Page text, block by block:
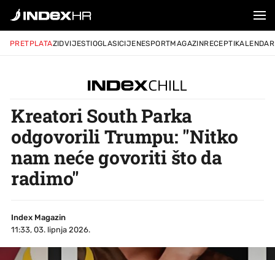
PRETPLATAZIDVIJESTIOGLASICIJENESPORTMAGAZINRECEPTIKALENDAR
Kreatori South Parka
odgovorili Trumpu: "Nitko
nam neće govoriti što da
radimo"
Index Magazin
11:33, 03. lipnja 2026.